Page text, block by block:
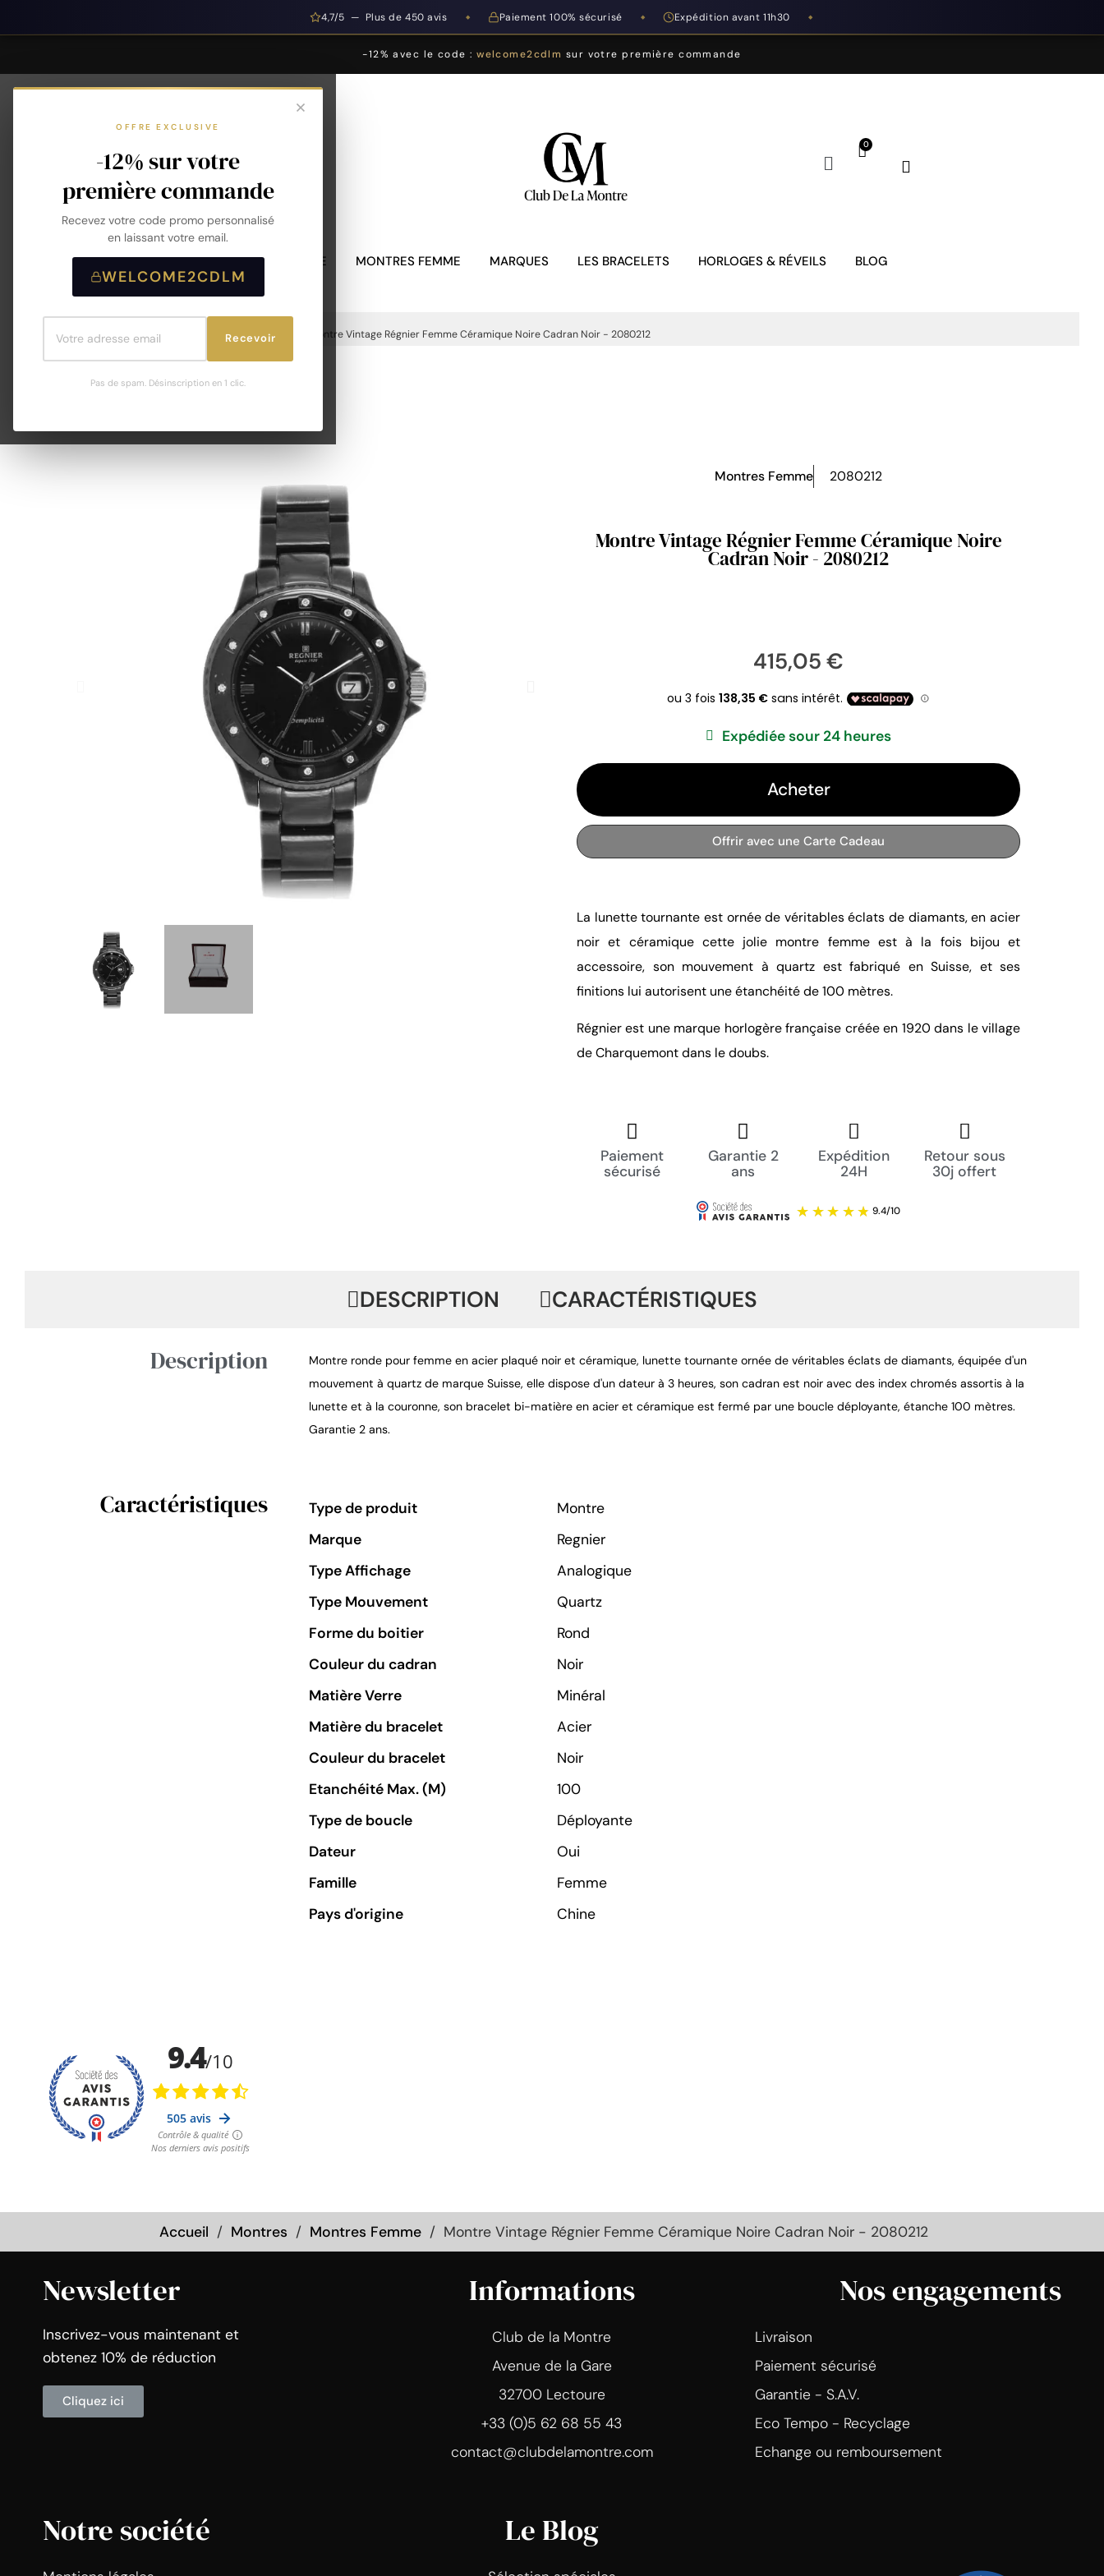
4,7/5 — Plus de 450 avis ◆ Paiement 100% sécurisé ◆ Expédition avant 11h30 ◆
-12% avec le code :welcome2cdlm sur votre première commande
OFFRE EXCLUSIVE
-12% sur votre
première commande
Recevez votre code promo personnalisé
en laissant votre email.
WELCOME2CDLM
Recevoir
Pas de spam. Désinscription en 1 clic.
MONTRES HOMME MONTRES FEMME MARQUES LES BRACELETS HORLOGES & RÉVEILS BLOG
Accueil Montres Montres Femme Montre Vintage Régnier Femme Céramique Noire Cadran Noir - 2080212
Montres Femme 2080212
Montre Vintage Régnier Femme Céramique Noire
Cadran Noir - 2080212
415,05 €
Expédiée sour 24 heures
Acheter
Offrir avec une Carte Cadeau
La lunette tournante est ornée de véritables éclats de diamants, en acier
noir et céramique cette jolie montre femme est à la fois bijou et
accessoire, son mouvement à quartz est fabriqué en Suisse, et ses
finitions lui autorisent une étanchéité de 100 mètres.
Régnier est une marque horlogère française créée en 1920 dans le village
de Charquemont dans le doubs.
Paiement
sécurisé
Garantie 2
ans
Expédition
24H
Retour sous
30j offert
DESCRIPTION CARACTÉRISTIQUES
Description
Montre ronde pour femme en acier plaqué noir et céramique, lunette tournante ornée de véritables éclats de diamants, équipée d'un
mouvement à quartz de marque Suisse, elle dispose d'un dateur à 3 heures, son cadran est noir avec des index chromés assortis à la
lunette et à la couronne, son bracelet bi-matière en acier et céramique est fermé par une boucle déployante, étanche 100 mètres.
Garantie 2 ans.
Caractéristiques Type de produit
Montre
Marque
Regnier
Type Affichage
Analogique
Type Mouvement
Quartz
Forme du boitier
Rond
Couleur du cadran
Noir
Matière Verre
Minéral
Matière du bracelet
Acier
Couleur du bracelet
Noir
Etanchéité Max. (M)
100
Type de boucle
Déployante
Dateur
Oui
Famille
Femme
Pays d'origine
Chine
Accueil Montres Montres Femme Montre Vintage Régnier Femme Céramique Noire Cadran Noir - 2080212
Newsletter
Inscrivez-vous maintenant et
obtenez 10% de réduction
Cliquez ici
Informations
Club de la Montre
Avenue de la Gare
32700 Lectoure
+33 (0)5 62 68 55 43
contact@clubdelamontre.com
Nos engagements
Livraison
Paiement sécurisé
Garantie - S.A.V.
Eco Tempo - Recyclage
Echange ou remboursement
Notre société Le Blog